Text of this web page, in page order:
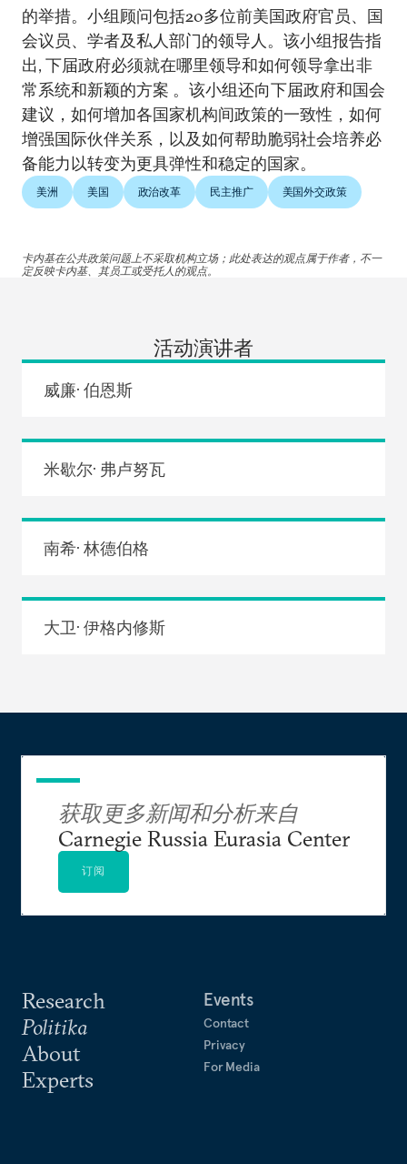
的举措。小组顾问包括20多位前美国政府官员、国
会议员、学者及私人部门的领导人。该小组报告指
出, 下届政府必须就在哪里领导和如何领导拿出非
常系统和新颖的方案 。该小组还向下届政府和国会
建议，如何增加各国家机构间政策的一致性，如何
增强国际伙伴关系，以及如何帮助脆弱社会培养必
备能力以转变为更具弹性和稳定的国家。
美洲 美国 政治改革 民主推广 美国外交政策
卡内基在公共政策问题上不采取机构立场；此处表达的观点属于作者，不一
定反映卡内基、其员工或受托人的观点。
活动演讲者
威廉· 伯恩斯
米歇尔· 弗卢努瓦
南希· 林德伯格
大卫· 伊格内修斯
Research
Politika
About
Experts
Events
Contact
Privacy
For Media
获取更多新闻和分析来自
Carnegie Russia Eurasia Center
订阅